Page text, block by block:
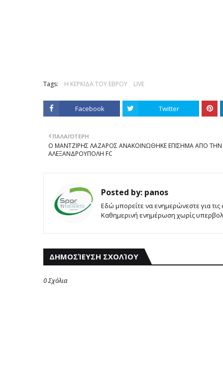
Tags: Η ΚΕΡΚΙΔΑ ΤΟΥ ΕΒΡΟΥ LIVE
Facebook Twitter
ΠΑΛΑΙΌΤΕΡΗ
Ο ΜΑΝΤΖΙΡΗΣ ΛΑΖΑΡΟΣ ΑΝΑΚΟΙΝΩΘΗΚΕ ΕΠΙΣΗΜΑ ΑΠΟ ΤΗΝ
ΑΛΕΞΑΝΔΡΟΥΠΟΛΗ FC
Posted by: panos
Εδώ μπορείτε να ενημερώνεστε για
Καθημερινή ενημέρωση χωρίς
ΔΗΜΟΣΊΕΥΣΗ ΣΧΟΛΊΟΥ
0 Σχόλια